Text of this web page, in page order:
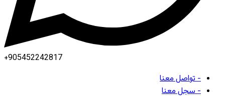
+905452242817
- تواصل معنا
- سجل معنا